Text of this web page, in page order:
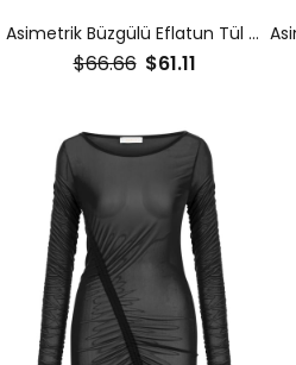
Asimetrik Büzgülü Eflatun Tül Elbise
$61.11
$66.66